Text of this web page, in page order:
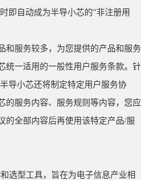
即自动成为半导小芯的“非注册用
和服务较多，为您提供的产品和服务
统一适用的一般性用户服务条款。针
导小芯还将制定特定用户服务协
的服务内容、服务规则等内容，您应
的全部内容后再使用该特定产品/服
选型工具，旨在为电子信息产业相